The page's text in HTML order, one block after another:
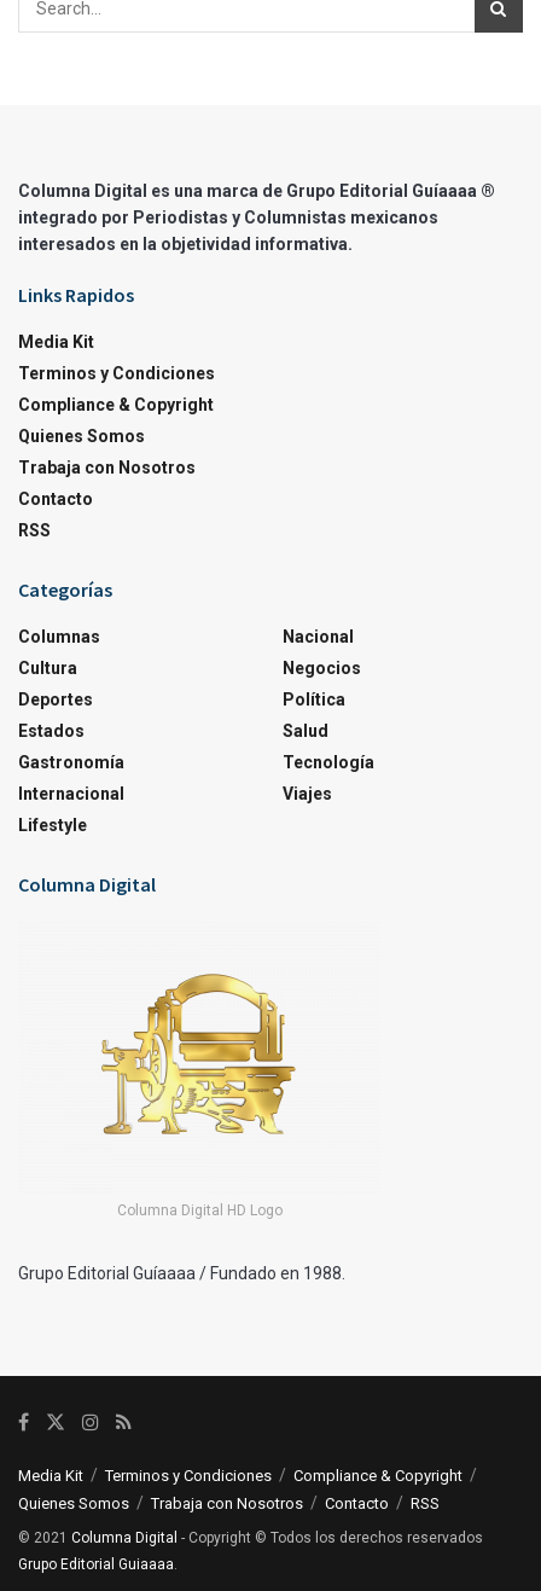
Columna Digital es una marca de Grupo Editorial Guíaaaa ®
integrado por Periodistas y Columnistas mexicanos
interesados en la objetividad informativa.
Links Rapidos
Media Kit
Terminos y Condiciones
Compliance & Copyright
Quienes Somos
Trabaja con Nosotros
Contacto
RSS
Categorías
Columnas
Cultura
Deportes
Estados
Gastronomía
Internacional
Lifestyle
Nacional
Negocios
Política
Salud
Tecnología
Viajes
Columna Digital
Columna Digital HD Logo
Grupo Editorial Guíaaaa / Fundado en 1988.
Media Kit Terminos y Condiciones
Compliance & Copyright
Quienes Somos
Trabaja con Nosotros Contacto RSS
© 2021 Columna Digital - Copyright © Todos los derechos reservados
Grupo Editorial Guiaaaa.